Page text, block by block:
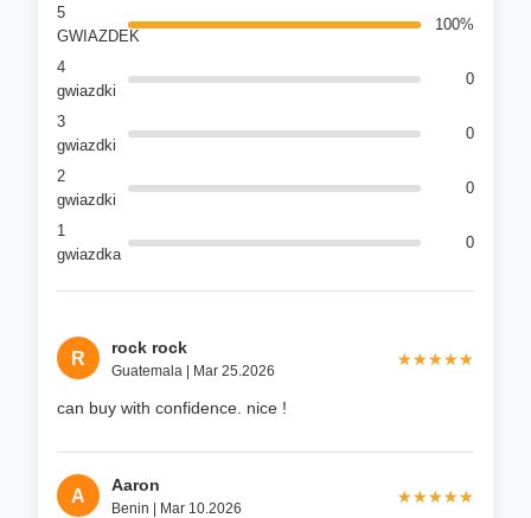
5
GWIAZDEK
100%
4
gwiazdki
0
3
gwiazdki
0
2
gwiazdki
0
1
gwiazdka
0
R
rock rock
Guatemala | Mar 25.2026
★★★★★
★★★★★
can buy with confidence. nice !
A
Aaron
Benin | Mar 10.2026
★★★★★
★★★★★